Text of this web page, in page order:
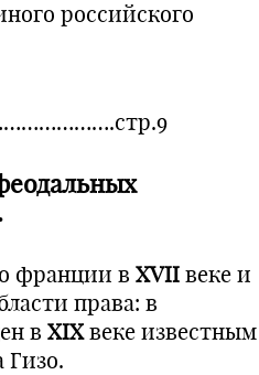
российского
франции в XVII веке и
права: в
в XIXвеке известным